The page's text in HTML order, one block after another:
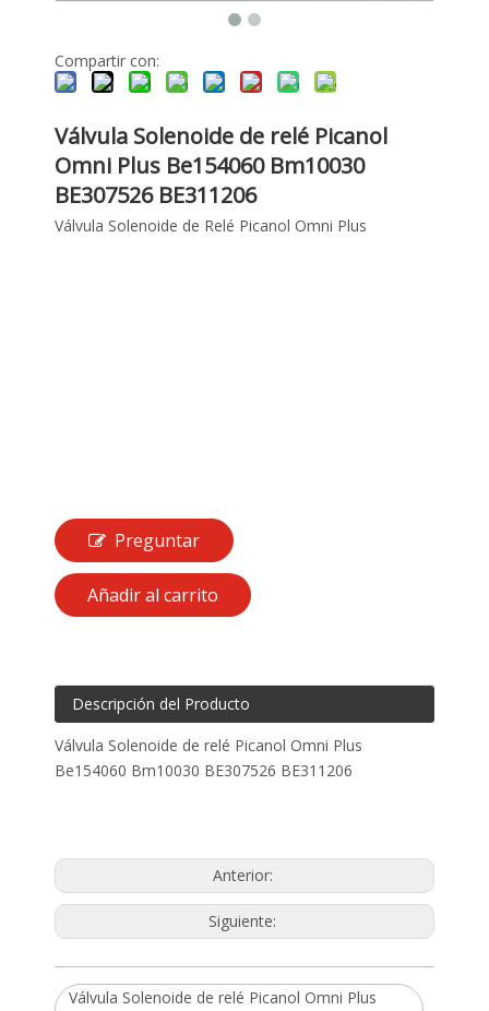
Compartir con:
Válvula Solenoide de relé Picanol
Omni Plus Be154060 Bm10030
BE307526 BE311206
Válvula Solenoide de Relé Picanol Omni Plus
Preguntar
Añadir al carrito
Descripción del Producto
Válvula Solenoide de relé Picanol Omni Plus
Be154060 Bm10030 BE307526 BE311206
Anterior:
Siguiente:
Válvula Solenoide de relé Picanol Omni Plus